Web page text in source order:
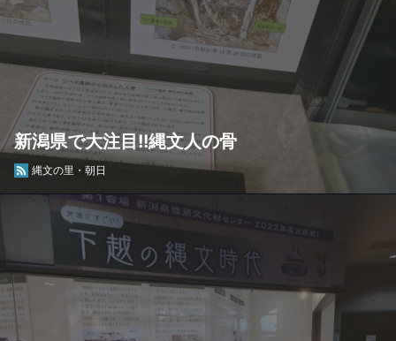
新潟県で大注目!!縄文人の骨
縄文の里・朝日